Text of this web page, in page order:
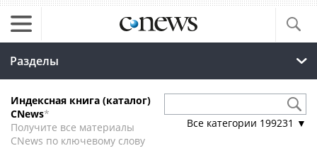
Разделы
Индексная книга (каталог)
CNews*
Получите все материалы
CNews по ключевому слову
Все категории 199231 ▼